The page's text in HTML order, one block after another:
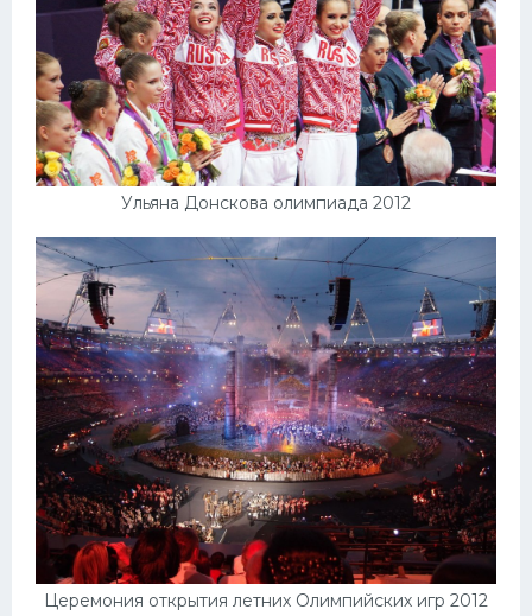
Ульяна Донскова олимпиада 2012
Церемония открытия летних Олимпийских игр 2012